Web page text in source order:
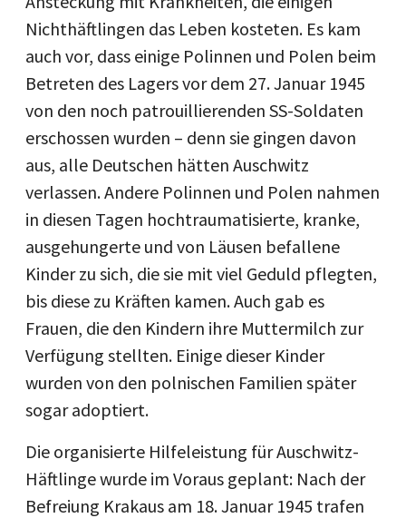
Nichthäftlingen das Leben kosteten. Es kam
auch vor, dass einige Polinnen und Polen beim
Betreten des Lagers vor dem 27. Januar 1945
von den noch patrouillierenden SS-Soldaten
erschossen wurden – denn sie gingen davon
aus, alle Deutschen hätten Auschwitz
verlassen. Andere Polinnen und Polen nahmen
in diesen Tagen hochtraumatisierte, kranke,
ausgehungerte und von Läusen befallene
Kinder zu sich, die sie mit viel Geduld pflegten,
bis diese zu Kräften kamen. Auch gab es
Frauen, die den Kindern ihre Muttermilch zur
Verfügung stellten. Einige dieser Kinder
wurden von den polnischen Familien später
sogar adoptiert.
Die organisierte Hilfeleistung für Auschwitz-
Häftlinge wurde im Voraus geplant: Nach der
Befreiung Krakaus am 18. Januar 1945 trafen